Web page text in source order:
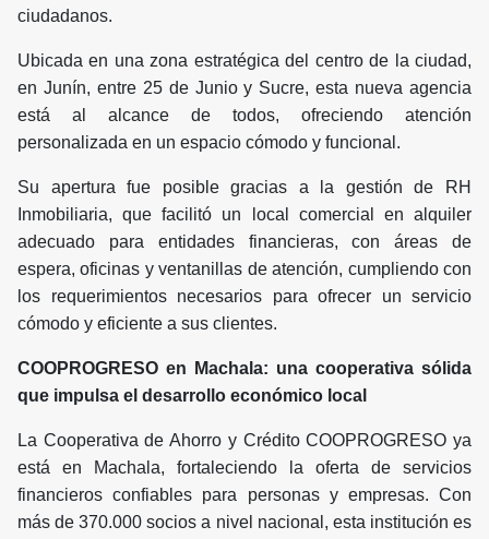
ciudadanos.
Ubicada en una zona estratégica del centro de la ciudad,
en Junín, entre 25 de Junio y Sucre, esta nueva agencia
está al alcance de todos, ofreciendo atención
personalizada en un espacio cómodo y funcional.
Su apertura fue posible gracias a la gestión de RH
Inmobiliaria, que facilitó un local comercial en alquiler
adecuado para entidades financieras, con áreas de
espera, oficinas y ventanillas de atención, cumpliendo con
los requerimientos necesarios para ofrecer un servicio
cómodo y eficiente a sus clientes.
COOPROGRESO en Machala: una cooperativa sólida
que impulsa el desarrollo económico local
La Cooperativa de Ahorro y Crédito COOPROGRESO ya
está en Machala, fortaleciendo la oferta de servicios
financieros confiables para personas y empresas. Con
más de 370.000 socios a nivel nacional, esta institución es